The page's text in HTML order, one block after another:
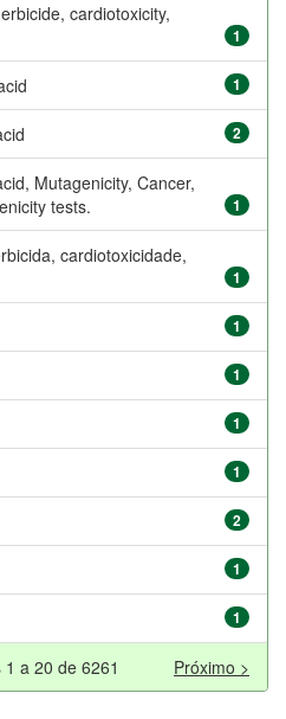
cardiotoxicity,
1
1
2
Mutagenicity, Cancer,
tests.
1
cardiotoxicidade,
1
1
1
1
1
2
1
1
a 20 de 6261 Próximo >